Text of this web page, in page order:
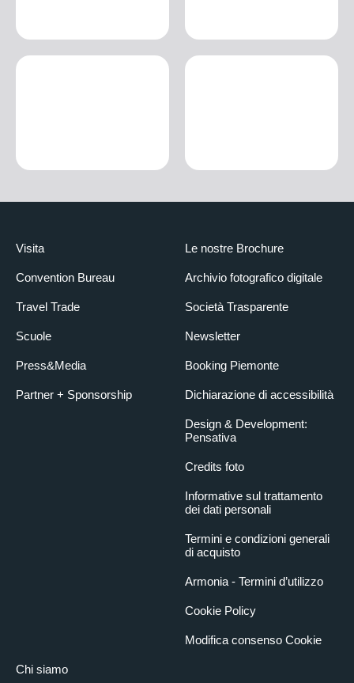
Visita
Convention Bureau
Travel Trade
Scuole
Press&Media
Partner + Sponsorship
Chi siamo
Le nostre Brochure
Archivio fotografico digitale
Società Trasparente
Newsletter
Booking Piemonte
Dichiarazione di accessibilità
Design & Development:
Pensativa
Credits foto
Informative sul trattamento
dei dati personali
Termini e condizioni generali
di acquisto
Armonia - Termini d’utilizzo
Cookie Policy
Modifica consenso Cookie